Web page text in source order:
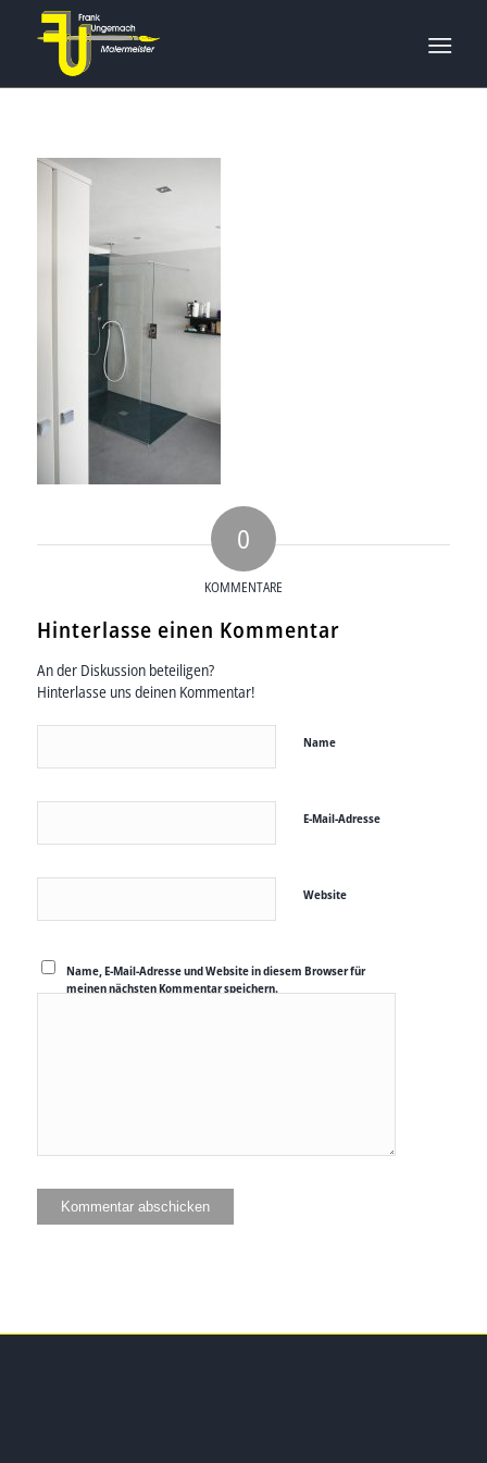
0
KOMMENTARE
Hinterlasse einen Kommentar
An der Diskussion beteiligen?
Hinterlasse uns deinen Kommentar!
Name
E-Mail-Adresse
Website
Name, E-Mail-Adresse und Website in diesem Browser für
meinen nächsten Kommentar speichern.